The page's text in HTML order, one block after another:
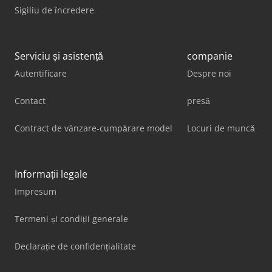
Sigiliu de încredere
Serviciu și asistență
Autentificare
Contact
Contract de vânzare-cumpărare model
companie
Despre noi
presă
Locuri de muncă
Informații legale
Impresum
Termeni și condiții generale
Declarație de confidențialitate